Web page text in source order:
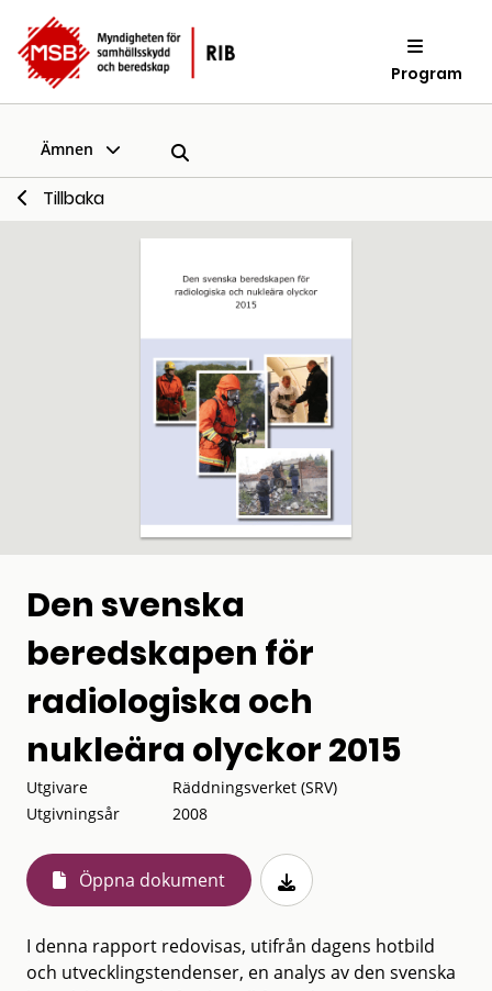
Program
Ämnen
Tillbaka
Den svenska
beredskapen för
radiologiska och
nukleära olyckor 2015
Utgivare
Räddningsverket (SRV)
Utgivningsår
2008
Öppna dokument
I denna rapport redovisas, utifrån dagens hotbild
och utvecklingstendenser, en analys av den svenska